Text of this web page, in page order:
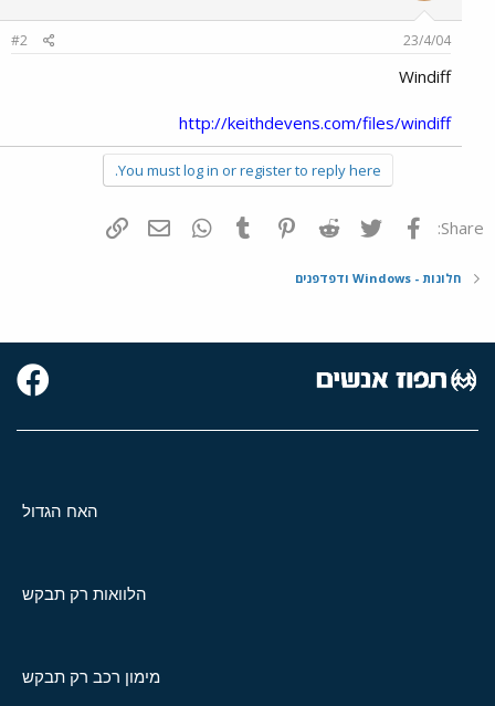
23/4/04
#2
Windiff
http://keithdevens.com/files/windiff
You must log in or register to reply here.
Share: פייסבוק Twitter
Reddit
Pinterest
Tumblr
WhatsAppדואר אלקטרוני
חלונות - Windows ודפדפנים
האח הגדול
הלוואות רק תבקש
מימון רכב רק תבקש